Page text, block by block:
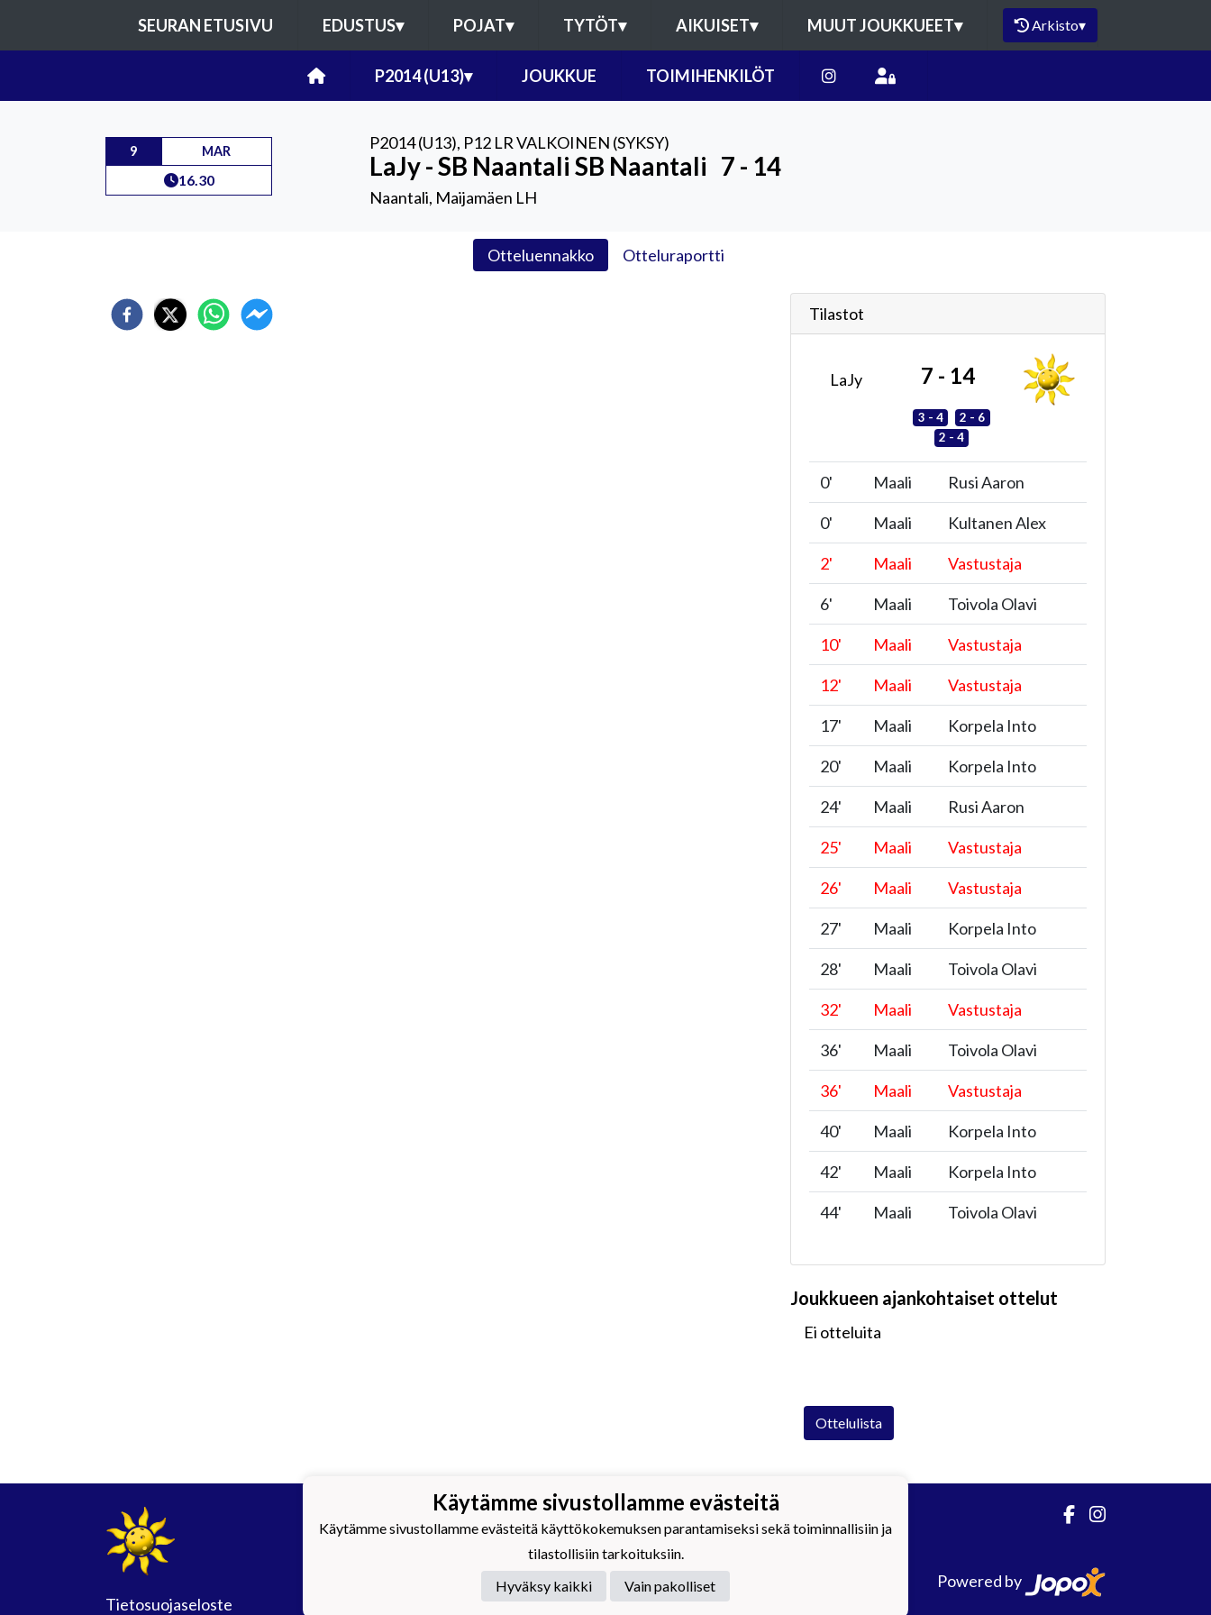
SEURAN ETUSIVU EDUSTUS▾ POJAT▾ TYTÖT▾ AIKUISET▾ MUUT JOUKKUEET▾ Arkisto▾
P2014 (U13)▾ JOUKKUE TOIMIHENKILÖT
9 MAR
16.30
P2014 (U13), P12 LR VALKOINEN (SYKSY)
LaJy - SB Naantali SB Naantali 7 - 14
Naantali, Maijamäen LH
Otteluennakko Otteluraportti
Tilastot
LaJy 7 - 14
3 - 4
2 - 6
2 - 4
0' Maali Rusi Aaron
0' Maali Kultanen Alex
2' Maali Vastustaja
6' Maali Toivola Olavi
10' Maali Vastustaja
12' Maali Vastustaja
17' Maali Korpela Into
20' Maali Korpela Into
24' Maali Rusi Aaron
25' Maali Vastustaja
26' Maali Vastustaja
27' Maali Korpela Into
28' Maali Toivola Olavi
32' Maali Vastustaja
36' Maali Toivola Olavi
36' Maali Vastustaja
40' Maali Korpela Into
42' Maali Korpela Into
44' Maali Toivola Olavi
Joukkueen ajankohtaiset ottelut
Ei otteluita
Ottelulista
Tietosuojaseloste
#Maijamäkimagic
Powered by
Käytämme sivustollamme evästeitä
Käytämme sivustollamme evästeitä käyttökokemuksen parantamiseksi sekä toiminnallisiin ja
tilastollisiin tarkoituksiin.
Hyväksy kaikki
Vain pakolliset